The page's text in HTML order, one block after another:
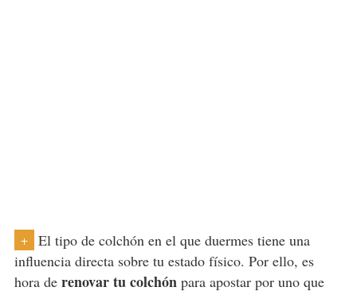
+
El tipo de colchón en el que duermes tiene una
influencia directa sobre tu estado físico. Por ello, es
hora de renovar tu colchónpara apostar por uno que